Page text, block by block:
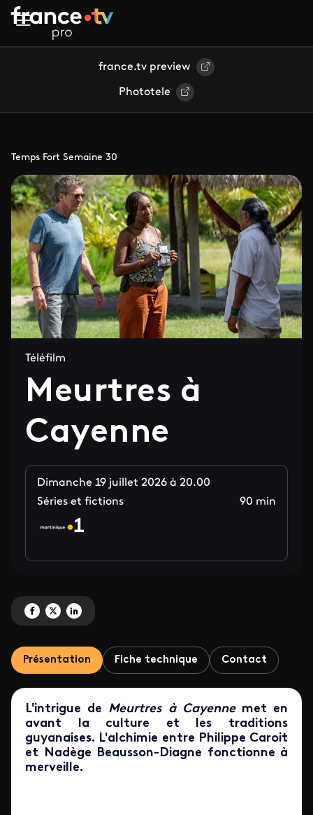
Aller au contenu principal
france.tv preview
Phototele
Temps Fort Semaine 30
Téléfilm
Meurtres à
Cayenne
Dimanche 19 juillet 2026 à 20.00
Séries et fictions
90 min
Partagez 'Meurtres à Cayenne' sur Facebook
Partagez 'Meurtres à Cayenne' sur X
Partagez 'Meurtres à Cayenne' sur LinkedIn
Présentation Fiche technique Contact
L'intrigue de Meurtres à Cayennemet en
avant la culture et les traditions
guyanaises. L'alchimie entre Philippe Caroit
et Nadège Beausson-Diagne fonctionne à
merveille.